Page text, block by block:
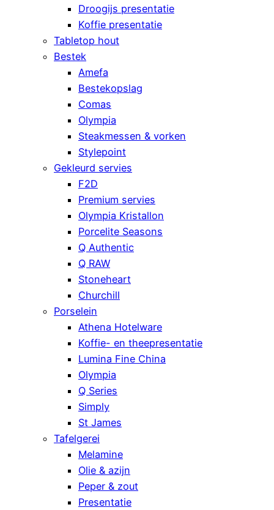
Droogijs presentatie
Koffie presentatie
Tabletop hout
Bestek
Amefa
Bestekopslag
Comas
Olympia
Steakmessen & vorken
Stylepoint
Gekleurd servies
F2D
Premium servies
Olympia Kristallon
Porcelite Seasons
Q Authentic
Q RAW
Stoneheart
Churchill
Porselein
Athena Hotelware
Koffie- en theepresentatie
Lumina Fine China
Olympia
Q Series
Simply
St James
Tafelgerei
Melamine
Olie & azijn
Peper & zout
Presentatie